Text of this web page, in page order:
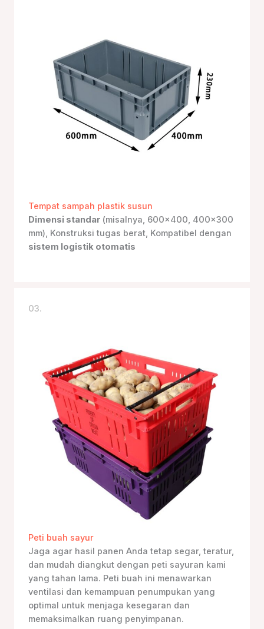
Tempat sampah plastik susun
Dimensi standar (misalnya, 600×400, 400×300
mm), Konstruksi tugas berat, Kompatibel dengan
sistem logistik otomatis
03.
Peti buah sayur
Jaga agar hasil panen Anda tetap segar, teratur,
dan mudah diangkut dengan peti sayuran kami
yang tahan lama. Peti buah ini menawarkan
ventilasi dan kemampuan penumpukan yang
optimal untuk menjaga kesegaran dan
memaksimalkan ruang penyimpanan.